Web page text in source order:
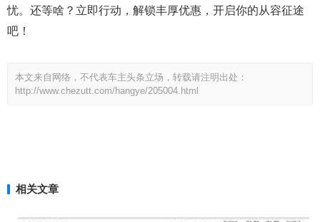
忧。还等啥？立即行动，解锁丰厚优惠，开启你的从容征途
吧！
本文来自网络，不代表车主头条立场，转载请注明出处：
http://www.chezutt.com/hangye/205004.html
相关文章